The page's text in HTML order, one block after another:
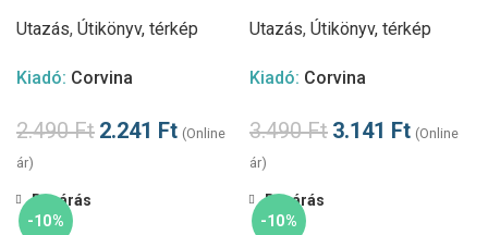
Utazás, Útikönyv, térkép
Kiadó: Corvina
2.490Ft 2.241 Ft (Online
ár)
Utazás, Útikönyv, térkép
Kiadó: Corvina
3.490Ft 3.141 Ft (Online
ár)
-10%
Bezárás
-10%
Bezárás